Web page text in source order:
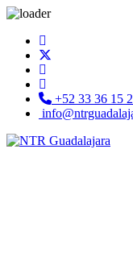
+52 33 36 15